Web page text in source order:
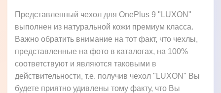
Представленный чехол для OnePlus 9 "LUXON"
выполнен из натуральной кожи премиум класса.
Важно обратить внимание на тот факт, что чехлы,
представленные на фото в каталогах, на 100%
соответствуют и являются таковыми в
действительности, т.е. получив чехол "LUXON" Вы
будете приятно удивлены тому факту, что Вы